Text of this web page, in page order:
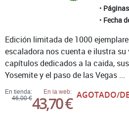
Fecha
En tienda:
46,00 €
En la web:
43,70 € AGOTADO/
Edición limitada de 1000
escaladora nos cuenta e ilustra
capítulos dedicados a la caida,
Yosemite y el paso de las Vegas ...